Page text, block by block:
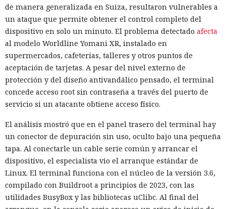
de manera generalizada en Suiza, resultaron vulnerables a
un ataque que permite obtener el control completo del
dispositivo en solo un minuto. El problema detectado afecta
al modelo Worldline Yomani XR, instalado en
supermercados, cafeterías, talleres y otros puntos de
aceptación de tarjetas. A pesar del nivel externo de
protección y del diseño antivandálico pensado, el terminal
concede acceso root sin contraseña a través del puerto de
servicio si un atacante obtiene acceso físico.
El análisis mostró que en el panel trasero del terminal hay
un conector de depuración sin uso, oculto bajo una pequeña
tapa. Al conectarle un cable serie común y arrancar el
dispositivo, el especialista vio el arranque estándar de
Linux. El terminal funciona con el núcleo de la versión 3.6,
compilado con Buildroot a principios de 2023, con las
utilidades BusyBox y las bibliotecas uClibc. Al final del